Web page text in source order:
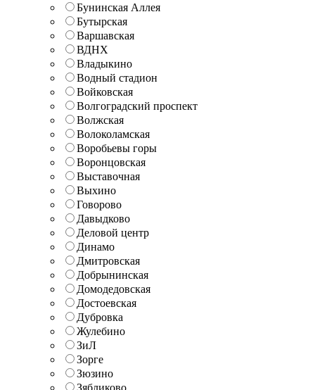
Бунинская Аллея
Бутырская
Варшавская
ВДНХ
Владыкино
Водный стадион
Войковская
Волгоградский проспект
Волжская
Волоколамская
Воробьевы горы
Воронцовская
Выставочная
Выхино
Говорово
Давыдково
Деловой центр
Динамо
Дмитровская
Добрынинская
Домодедовская
Достоевская
Дубровка
Жулебино
ЗиЛ
Зорге
Зюзино
Зябликово